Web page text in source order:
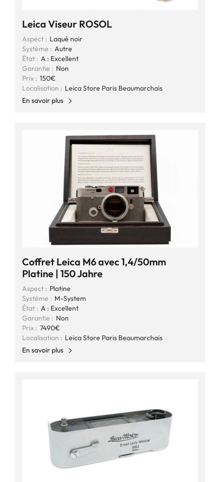
Leica Viseur ROSOL
Aspect : Laqué noir
Système : Autre
État : A : Excellent
Garantie : Non
Prix : 150€
Localisation : Leica Store Paris Beaumarchais
En savoir plus
Coffret Leica M6 avec 1,4/50mm
Platine | 150 Jahre
Aspect : Platine
Système : M-System
État : A : Excellent
Garantie : Non
Prix : 7490€
Localisation : Leica Store Paris Beaumarchais
En savoir plus